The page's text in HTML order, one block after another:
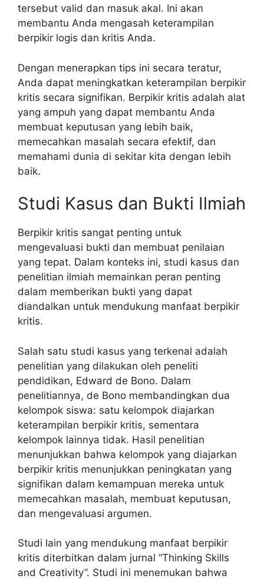
tersebut valid dan masuk akal. Ini akan
membantu Anda mengasah keterampilan
berpikir logis dan kritis Anda.
Dengan menerapkan tips ini secara teratur,
Anda dapat meningkatkan keterampilan berpikir
kritis secara signifikan. Berpikir kritis adalah alat
yang ampuh yang dapat membantu Anda
membuat keputusan yang lebih baik,
memecahkan masalah secara efektif, dan
memahami dunia di sekitar kita dengan lebih
baik.
Studi Kasus dan Bukti Ilmiah
Berpikir kritis sangat penting untuk
mengevaluasi bukti dan membuat penilaian
yang tepat. Dalam konteks ini, studi kasus dan
penelitian ilmiah memainkan peran penting
dalam memberikan bukti yang dapat
diandalkan untuk mendukung manfaat berpikir
kritis.
Salah satu studi kasus yang terkenal adalah
penelitian yang dilakukan oleh peneliti
pendidikan, Edward de Bono. Dalam
penelitiannya, de Bono membandingkan dua
kelompok siswa: satu kelompok diajarkan
keterampilan berpikir kritis, sementara
kelompok lainnya tidak. Hasil penelitian
menunjukkan bahwa kelompok yang diajarkan
berpikir kritis menunjukkan peningkatan yang
signifikan dalam kemampuan mereka untuk
memecahkan masalah, membuat keputusan,
dan mengevaluasi argumen.
Studi lain yang mendukung manfaat berpikir
kritis diterbitkan dalam jurnal “Thinking Skills
and Creativity”. Studi ini menemukan bahwa